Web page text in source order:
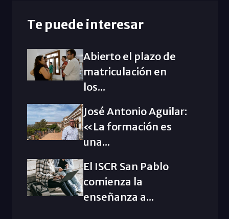
Te puede interesar
Abierto el plazo de
matriculación en
los...
José Antonio Aguilar:
«La formación es
una...
El ISCR San Pablo
comienza la
enseñanza a...